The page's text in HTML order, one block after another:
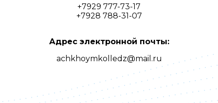
+7929 777-73-17
+7928 788-31-07
Адрес электронной почты:
achkhoymkolledz@mail.ru